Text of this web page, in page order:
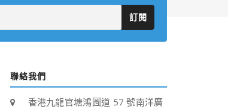
訂閱
聯絡我們
香港九龍官塘鴻圖道 57 號南洋廣